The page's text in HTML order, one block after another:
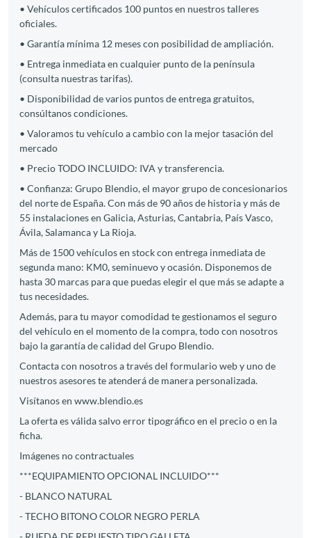
• Vehículos certificados 100 puntos en nuestros talleres
oficiales.
• Garantía mínima 12 meses con posibilidad de ampliación.
• Entrega inmediata en cualquier punto de la península
(consulta nuestras tarifas).
• Disponibilidad de varios puntos de entrega gratuitos,
consúltanos condiciones.
• Valoramos tu vehículo a cambio con la mejor tasación del
mercado
• Precio TODO INCLUIDO: IVA y transferencia.
• Confianza: Grupo Blendio, el mayor grupo de concesionarios
del norte de España. Con más de 90 años de historia y más de
55 instalaciones en Galicia, Asturias, Cantabria, País Vasco,
Ávila, Salamanca y La Rioja.
Más de 1500 vehículos en stock con entrega inmediata de
segunda mano: KM0, seminuevo y ocasión. Disponemos de
hasta 30 marcas para que puedas elegir el que más se adapte a
tus necesidades.
Además, para tu mayor comodidad te gestionamos el seguro
del vehículo en el momento de la compra, todo con nosotros
bajo la garantía de calidad del Grupo Blendio.
Contacta con nosotros a través del formulario web y uno de
nuestros asesores te atenderá de manera personalizada.
Visítanos en www.blendio.es
La oferta es válida salvo error tipográfico en el precio o en la
ficha.
Imágenes no contractuales
***EQUIPAMIENTO OPCIONAL INCLUIDO***
- BLANCO NATURAL
- TECHO BITONO COLOR NEGRO PERLA